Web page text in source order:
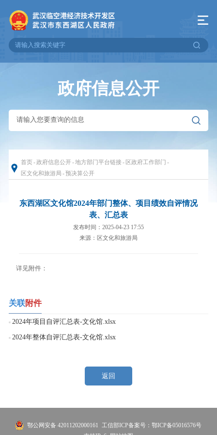
政府信息公开
首页-政府信息公开-地方部门平台链接- 区政府工作部门 -
区文化和旅游局 -预决算公开
东西湖区文化馆2024年部门整体、项目绩效自评情况
表、汇总表
发布时间：2025-04-23 17:55
来源：区文化和旅游局
详见附件：
关联附件
2024年项目自评汇总表-文化馆.xlsx
2024年整体自评汇总表-文化馆.xlsx
返回
鄂公网安备 42011202000161
工信部ICP备案号：鄂ICP备05016576号